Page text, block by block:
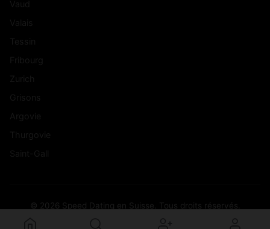
© 2026 Speed Dating en Suisse. Tous droits réservés.